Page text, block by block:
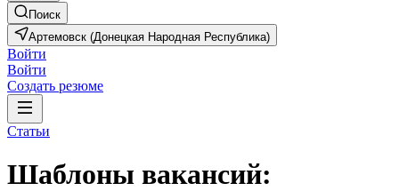
Поиск
Артемовск (Донецкая Народная Республика)
Войти
Войти
Создать резюме
Статьи
Шаблоны вакансий: